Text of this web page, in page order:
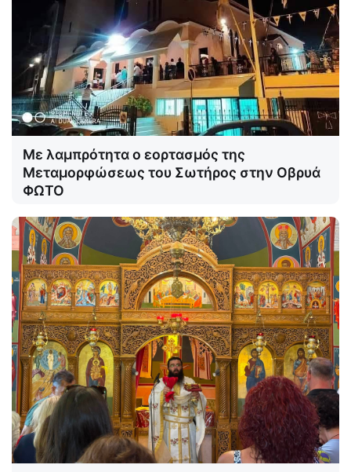
Με λαμπρότητα ο εορτασμός της
Μεταμορφώσεως του Σωτήρος στην Οβρυά
ΦΩΤΟ